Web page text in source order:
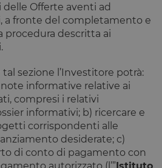
Offerte aventi ad
a fronte del completamento e
procedura descritta ai
sezione l’Investitore potrà:
note informative relative ai
compresi i relativi
informativi; b) ricercare e
corrispondenti alle
desiderate; c)
di conto di pagamento con